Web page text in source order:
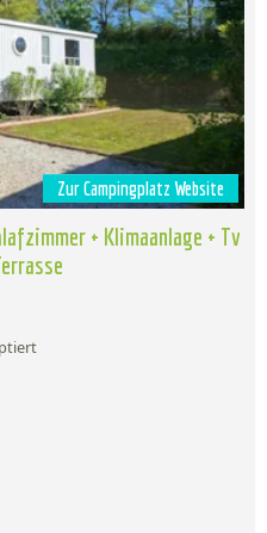
Zur Campingplatz Website
+ Klimaanlage + Tv